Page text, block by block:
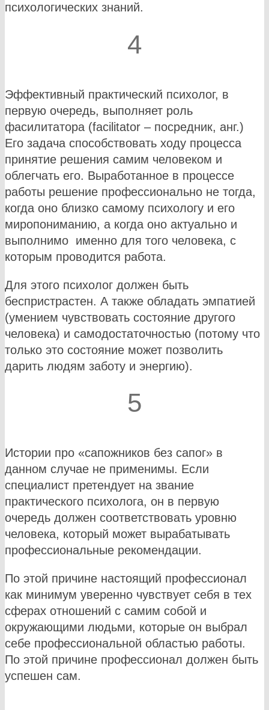
психологических знаний.
4
Эффективный практический психолог, в
первую очередь, выполняет роль
фасилитатора (facilitator – посредник, анг.)
Его задача способствовать ходу процесса
принятие решения самим человеком и
облегчать его. Выработанное в процессе
работы решение профессионально не тогда,
когда оно близко самому психологу и его
миропониманию, а когда оно актуально и
выполнимо именно для того человека, с
которым проводится работа.
Для этого психолог должен быть
беспристрастен. А также обладать эмпатией
(умением чувствовать состояние другого
человека) и самодостаточностью (потому что
только это состояние может позволить
дарить людям заботу и энергию).
5
Истории про «сапожников без сапог» в
данном случае не применимы. Если
специалист претендует на звание
практического психолога, он в первую
очередь должен соответствовать уровню
человека, который может вырабатывать
профессиональные рекомендации.
По этой причине настоящий профессионал
как минимум уверенно чувствует себя в тех
сферах отношений с самим собой и
окружающими людьми, которые он выбрал
себе профессиональной областью работы.
По этой причине профессионал должен быть
успешен сам.